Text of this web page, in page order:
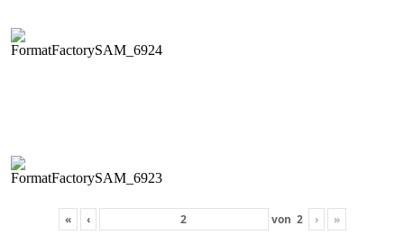
« ‹ von 2 › »